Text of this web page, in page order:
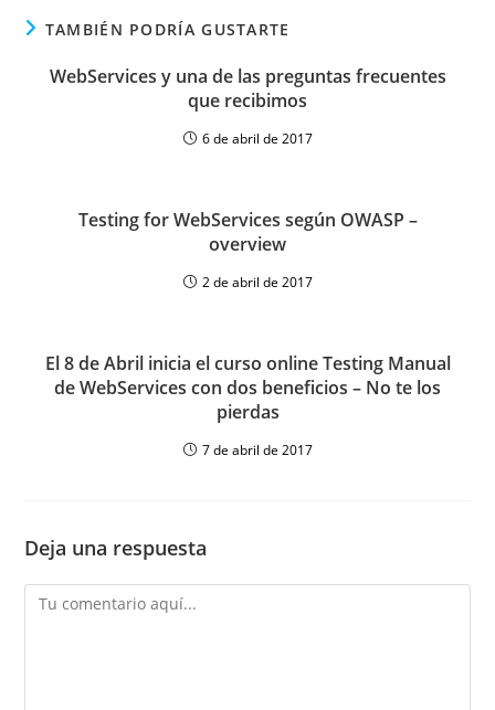
TAMBIÉN PODRÍA GUSTARTE
WebServices y una de las preguntas frecuentes
que recibimos
6 de abril de 2017
Testing for WebServices según OWASP –
overview
2 de abril de 2017
El 8 de Abril inicia el curso online Testing Manual
de WebServices con dos beneficios – No te los
pierdas
7 de abril de 2017
Deja una respuesta